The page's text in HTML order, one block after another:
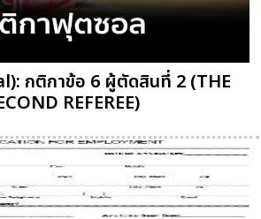
กติกาข้อ 6 ผู้ตัดสินที่ 2 (THE
REFEREE)